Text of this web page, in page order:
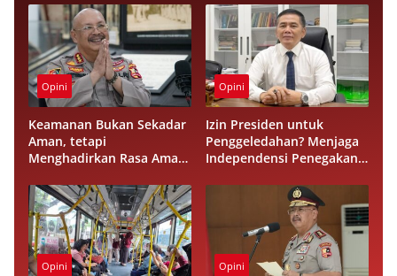
Opini
Keamanan Bukan Sekadar
Aman, tetapi
Menghadirkan Rasa Aman
Opini
Izin Presiden untuk
Penggeledahan? Menjaga
Independensi Penegakan
Opini Opini